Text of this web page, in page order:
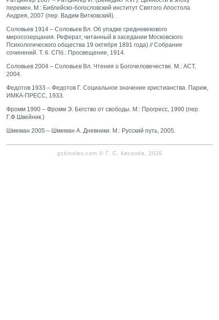
перемен. М.: Библейско-богословский институт Святого Апостола
Андрея, 2007 (пер. Вадим Витковский).
Соловьев 1914 – Соловьев Вл. Об упадке средневекового
миросозерцания. Реферат, читанный в заседании Московского
Психологического общества 19 октября 1891 года) // Собрание
сочинений. Т. 6. СПб.: Просвещение, 1914.
Соловьев 2004 – Соловьев Вл. Чтения о Богочеловечестве. М.: АСТ,
2004.
Федотов 1933 – Федотов Г. Социальное значение христианства. Париж,
ИМКА-ПРЕСС, 1933.
Фромм 1990 – Фромм Э. Бегство от свободы. М.: Прогресс, 1990 (пер.
Г.Ф.Швейник.)
Шмеман 2005 – Шмеман А. Дневники. М.: Русский путь, 2005.
gskiselev.com © Г. С. Киселёв, 2026